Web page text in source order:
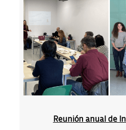
Reunión anual de